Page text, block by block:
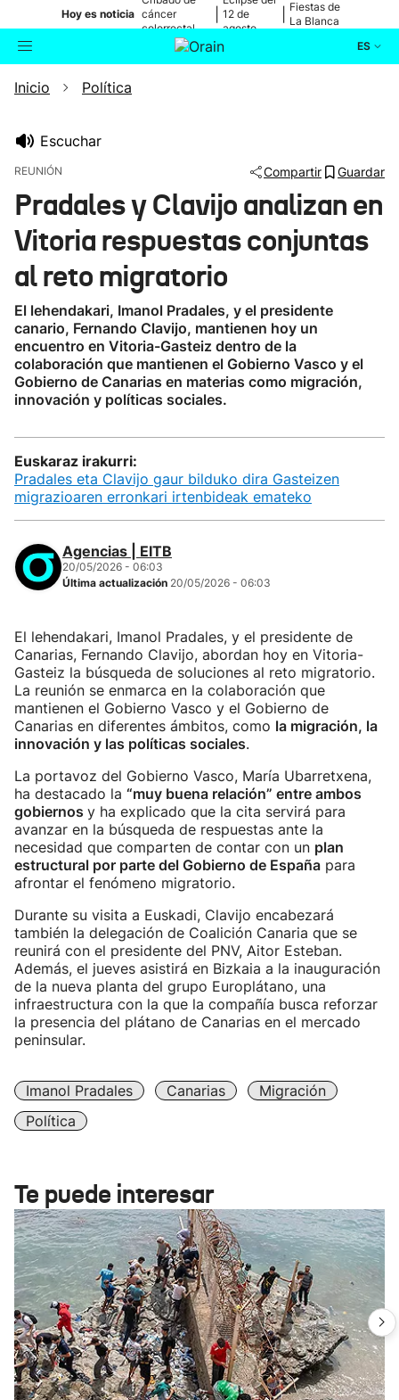
Hoy es noticia cáncer
colorrectal
12 de
agosto
Fiestas de
La Blanca
ES
Buscador
Ikusmiran
Eguraldia
Inicio Política
Escuchar
REUNIÓN Compartir Guardar
Pradales y Clavijo analizan en
Vitoria respuestas conjuntas
al reto migratorio
El lehendakari, Imanol Pradales, y el presidente
canario, Fernando Clavijo, mantienen hoy un
encuentro en Vitoria-Gasteiz dentro de la
colaboración que mantienen el Gobierno Vasco y el
Gobierno de Canarias en materias como migración,
innovación y políticas sociales.
Euskaraz irakurri:
Pradales eta Clavijo gaur bilduko dira Gasteizen
migrazioaren erronkari irtenbideak emateko
Agencias | EITB
20/05/2026 - 06:03
Última actualización 20/05/2026 - 06:03
El lehendakari, Imanol Pradales, y el presidente de
Canarias, Fernando Clavijo, abordan hoy en Vitoria-
Gasteiz la búsqueda de soluciones al reto migratorio.
La reunión se enmarca en la colaboración que
mantienen el Gobierno Vasco y el Gobierno de
Canarias en diferentes ámbitos, como la migración, la
innovación y las políticas sociales.
La portavoz del Gobierno Vasco, María Ubarretxena,
ha destacado la “muy buena relación” entre ambos
gobiernos y ha explicado que la cita servirá para
avanzar en la búsqueda de respuestas ante la
necesidad que comparten de contar con un plan
estructural por parte del Gobierno de España para
afrontar el fenómeno migratorio.
Durante su visita a Euskadi, Clavijo encabezará
también la delegación de Coalición Canaria que se
reunirá con el presidente del PNV, Aitor Esteban.
Además, el jueves asistirá en Bizkaia a la inauguración
de la nueva planta del grupo Europlátano, una
infraestructura con la que la compañía busca reforzar
la presencia del plátano de Canarias en el mercado
peninsular.
Imanol Pradales Canarias
Migración
Política
Te puede interesar